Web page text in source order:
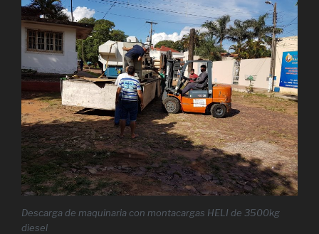
Descarga de maquinaria con montacargas HELI de 3500kg
diesel